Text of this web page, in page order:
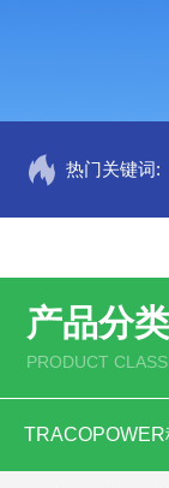
热门关键词:
产品分类
PRODUCT